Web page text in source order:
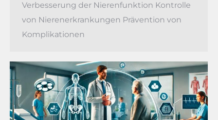
Verbesserung der Nierenfunktion Kontrolle
von Nierenerkrankungen Prävention von
Komplikationen